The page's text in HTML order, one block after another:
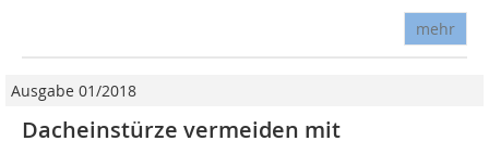
mehr
Ausgabe 01/2018
Dacheinstürze vermeiden mit